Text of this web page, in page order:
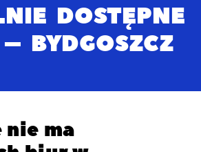
DOSTĘPNE
BYDGOSZCZ
ma